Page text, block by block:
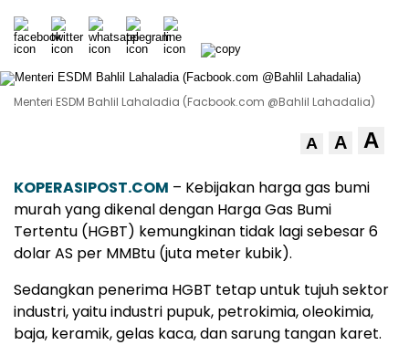
Menteri ESDM Bahlil Lahaladia (Facbook.com @Bahlil Lahadalia)
A A A
KOPERASIPOST.COM – Kebijakan harga gas bumi
murah yang dikenal dengan Harga Gas Bumi
Tertentu (HGBT) kemungkinan tidak lagi sebesar 6
dolar AS per MMBtu (juta meter kubik).
Sedangkan penerima HGBT tetap untuk tujuh sektor
industri, yaitu industri pupuk, petrokimia, oleokimia,
baja, keramik, gelas kaca, dan sarung tangan karet.